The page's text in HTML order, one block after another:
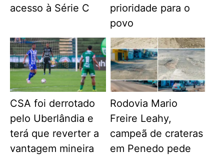
acesso à Série C
prioridade para o
povo
CSA foi derrotado
pelo Uberlândia e
terá que reverter a
vantagem mineira
Rodovia Mario
Freire Leahy,
campeã de crateras
em Penedo pede